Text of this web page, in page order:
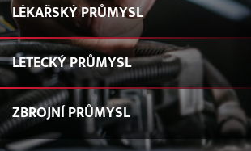
LÉKAŘSKÝ PRŮMYSL
LETECKÝ PRŮMYSL
ZBROJNÍ PRŮMYSL